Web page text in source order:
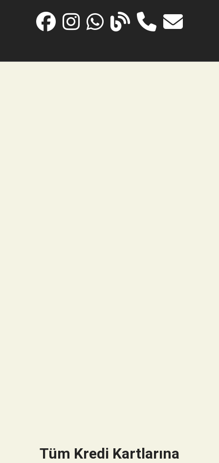
Tüm Kredi Kartlarına